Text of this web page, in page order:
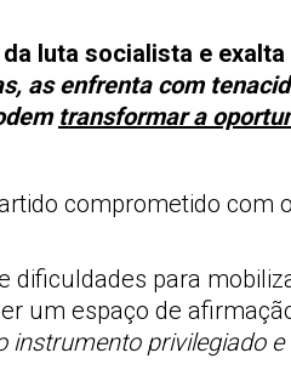
luta socialista e
as enfrenta com
transformar a
comprometido com
dificuldades para
um espaço de
instrumento privilegiado